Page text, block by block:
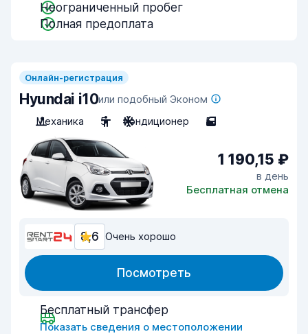
Неограниченный пробег
Полная предоплата
Онлайн-регистрация
Hyundai i10или подобный Эконом
Механика
5 Кондиционер 5
1 190,15 ₽
в день
Бесплатная отмена
8,6 Очень хорошо
Посмотреть
Бесплатный трансфер
Показать сведения о местоположении